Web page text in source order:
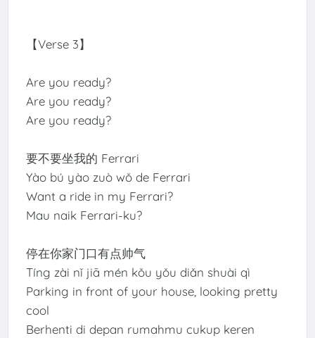
【Verse 3】
Are you ready?
Are you ready?
Are you ready?
要不要坐我的 Ferrari
Yào bú yào zuò wǒ de Ferrari
Want a ride in my Ferrari?
Mau naik Ferrari-ku?
停在你家门口有点帅气
Tíng zài nǐ jiā mén kǒu yǒu diǎn shuài qì
Parking in front of your house, looking pretty
cool
Berhenti di depan rumahmu cukup keren